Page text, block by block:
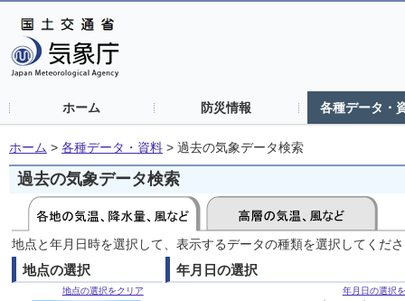
ホーム 防災情報 各種データ・
ホーム > 各種データ・資料 > 過去の気象データ検索
過去の気象データ検索
地点と年月日時を選択して、表示するデータの種類を選択してくだ
地点の選択
地点の選択をクリア
年月日の選択
年月日の選択